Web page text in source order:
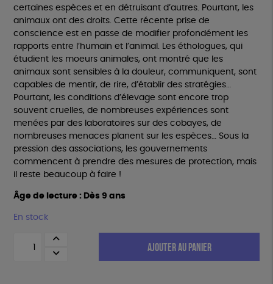
certaines espèces et en détruisant d’autres. Pourtant, les
animaux ont des droits. Cette récente prise de
conscience est en passe de modifier profondément les
rapports entre l’humain et l’animal. Les éthologues, qui
étudient les moeurs animales, ont montré que les
animaux sont sensibles à la douleur, communiquent, sont
capables de mentir, de rire, d’établir des stratégies…
Pourtant, les conditions d’élevage sont encore trop
souvent cruelles, de nombreuses expériences sont
menées par des laboratoires sur des cobayes, de
nombreuses menaces planent sur les espèces… Sous la
pression des associations, les gouvernements
commencent à prendre des mesures de protection, mais
il reste beaucoup à faire !
Âge de lecture : Dès 9 ans
En stock
AJOUTER AU PANIER